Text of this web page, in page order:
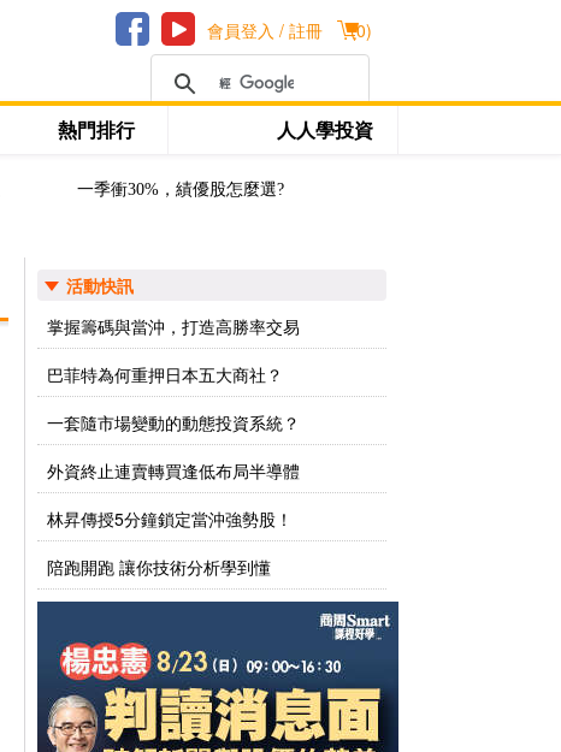
(0)
會員登入 / 註冊
熱門排行 人人學投資
一季衝30%，績優股怎麼選?
活動快訊
掌握籌碼與當沖，打造高勝率交易
巴菲特為何重押日本五大商社？
一套隨市場變動的動態投資系統？
外資終止連賣轉買逢低布局半導體
林昇傳授5分鐘鎖定當沖強勢股！
陪跑開跑 讓你技術分析學到懂